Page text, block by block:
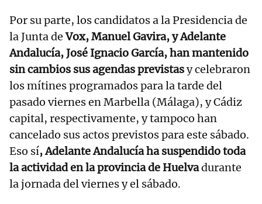
Por su parte, los candidatos a la Presidencia de
la Junta deVox, Manuel Gavira, y Adelante
Andalucía, José Ignacio García, han mantenido
sin cambios sus agendas previstasy celebraron
los mítines programados para la tarde del
pasado viernes en Marbella (Málaga), y Cádiz
capital, respectivamente, y tampoco han
cancelado sus actos previstos para este sábado.
Eso sí, Adelante Andalucía ha suspendido toda
la actividad en la provincia de Huelvadurante
la jornada del viernes y el sábado.